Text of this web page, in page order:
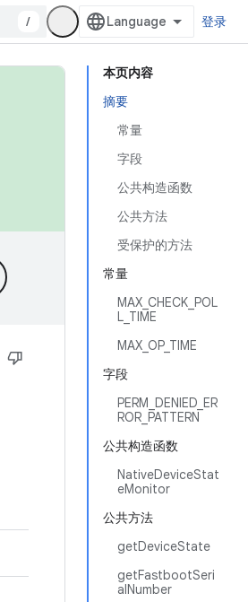
/ 登录
本页内容
摘要
常量
字段
公共构造函数
公共方法
受保护的方法
常量
MAX_CHECK_POL
L_TIME
MAX_OP_TIME
字段
PERM_DENIED_ER
ROR_PATTERN
公共构造函数
NativeDeviceStat
eMonitor
公共方法
getDeviceState
getFastbootSeri
alNumber